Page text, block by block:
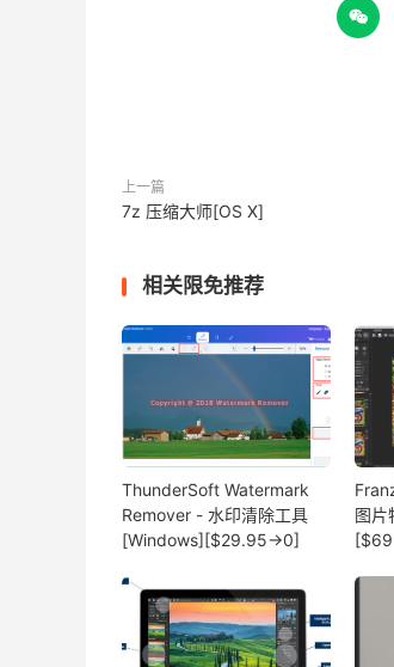

上一篇
7z 压缩大师[OS X]
相关限免推荐
ThunderSoft Watermark
Remover - 水印清除工具
[Windows][$29.95→0]
图